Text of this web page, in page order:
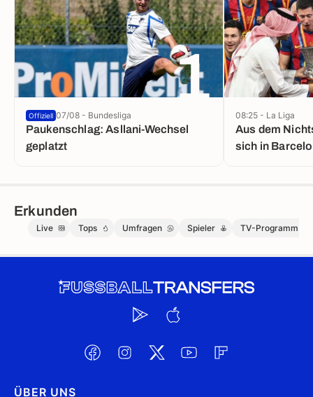
1
Paukenschlag: Asllani-Wechsel
geplatzt
Offiziell 07/08 - Bundesliga
Aus dem
sich in
08:25 - La Liga
Erkunden
Live Tops Umfragen Spieler TV-Programm
ÜBER UNS